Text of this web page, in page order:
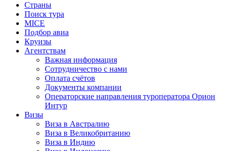
Страны
Поиск тура
MICE
Подбор авиа
Круизы
Агентствам
Важная информация
Сотрудничество с нами
Оплата счётов
Документы компании
Операторские направления туроператора Орион
Интур
Визы
Виза в Австралию
Виза в Великобританию
Виза в Индию